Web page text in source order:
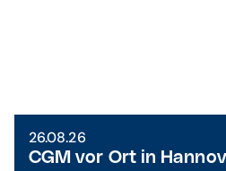
26.08.26
CGM vor Ort in